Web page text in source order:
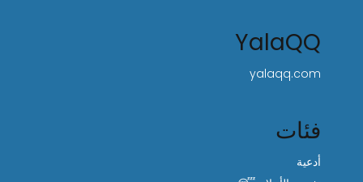
YalaQQ
yalaqq.com
فئات
أدعية